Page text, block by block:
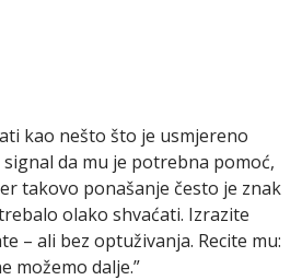
kao nešto što je usmjereno
da mu je potrebna pomoć,
takovo ponašanje često je znak
olako shvaćati. Izrazite
– ali bez optuživanja. Recite mu:
možemo dalje.”